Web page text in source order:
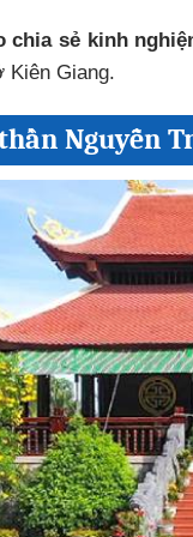
chia sẻ kinh
Kiên Giang.
Nguyễn